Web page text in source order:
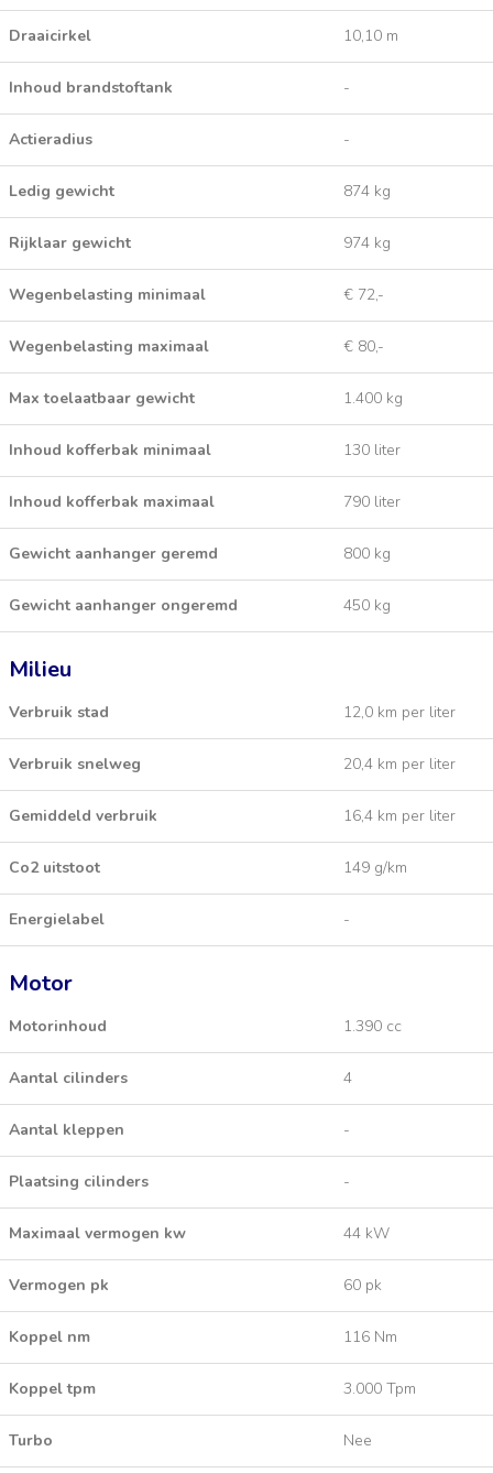
Draaicirkel 10,10 m
Inhoud brandstoftank -
Actieradius -
Ledig gewicht 874 kg
Rijklaar gewicht 974 kg
Wegenbelasting minimaal € 72,-
Wegenbelasting maximaal € 80,-
Max toelaatbaar gewicht 1.400 kg
Inhoud kofferbak minimaal 130 liter
Inhoud kofferbak maximaal 790 liter
Gewicht aanhanger geremd 800 kg
Gewicht aanhanger ongeremd 450 kg
Milieu
Verbruik stad 12,0 km per liter
Verbruik snelweg 20,4 km per liter
Gemiddeld verbruik 16,4 km per liter
Co2 uitstoot 149 g/km
Energielabel -
Motor
Motorinhoud 1.390 cc
Aantal cilinders 4
Aantal kleppen -
Plaatsing cilinders -
Maximaal vermogen kw 44 kW
Vermogen pk 60 pk
Koppel nm 116 Nm
Koppel tpm 3.000 Tpm
Turbo Nee